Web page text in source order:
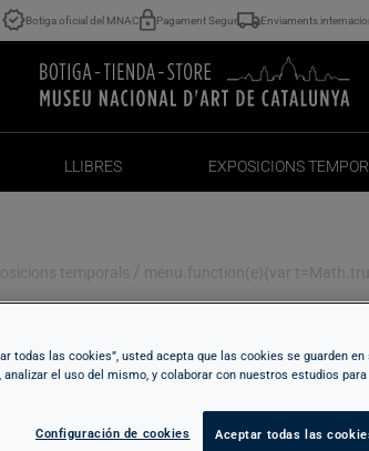
Botiga oficial del MNAC Pagament Segur Enviaments
LLIBRES
LLIBRES
EXPOSICIONS
EXPOSICIONS
temporals / menu.function(e){var
todas las cookies”, usted acepta que las cookies se guarden
el uso del mismo, y colaborar con nuestros estudios
Configuración de cookies Aceptar todas las